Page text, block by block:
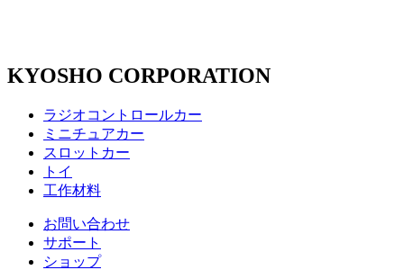
KYOSHO CORPORATION
ラジオコントロールカー
ミニチュアカー
スロットカー
トイ
工作材料
お問い合わせ
サポート
ショップ